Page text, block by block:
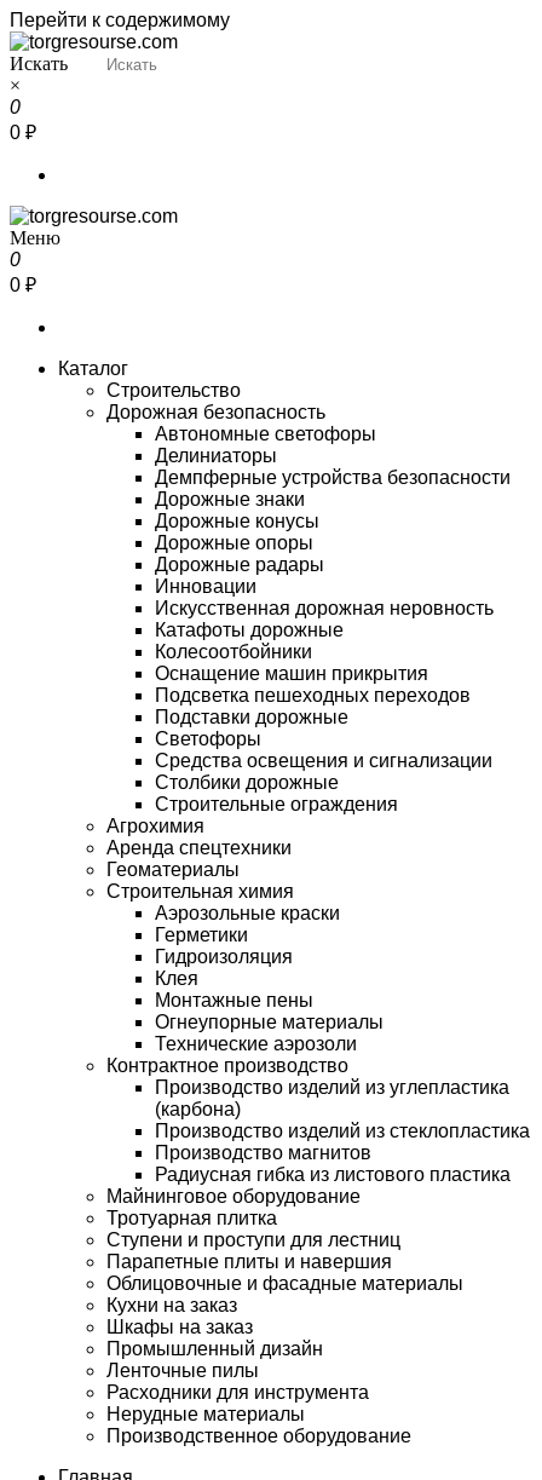
Перейти к содержимому
Torgresourse
Промышленный маркетплейс
Искать
×
0
0 ₽
Torgresourse
Промышленный маркетплейс
Меню
0
0 ₽
Каталог
Строительство
Дорожная безопасность
Автономные светофоры
Делиниаторы
Демпферные устройства безопасности
Дорожные знаки
Дорожные конусы
Дорожные опоры
Дорожные радары
Инновации
Искусственная дорожная неровность
Катафоты дорожные
Колесоотбойники
Оснащение машин прикрытия
Подсветка пешеходных переходов
Подставки дорожные
Светофоры
Средства освещения и сигнализации
Столбики дорожные
Строительные ограждения
Агрохимия
Аренда спецтехники
Геоматериалы
Строительная химия
Аэрозольные краски
Герметики
Гидроизоляция
Клея
Монтажные пены
Огнеупорные материалы
Технические аэрозоли
Контрактное производство
Производство изделий из углепластика
(карбона)
Производство изделий из стеклопластика
Производство магнитов
Радиусная гибка из листового пластика
Майнинговое оборудование
Тротуарная плитка
Ступени и проступи для лестниц
Парапетные плиты и навершия
Облицовочные и фасадные материалы
Кухни на заказ
Шкафы на заказ
Промышленный дизайн
Ленточные пилы
Расходники для инструмента
Нерудные материалы
Производственное оборудование